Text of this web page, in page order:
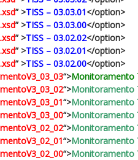
” >TISS – 03.03.01</option>
” >TISS – 03.03.00</option>
” >TISS – 03.02.02</option>
” >TISS – 03.02.01</option>
” >TISS – 03.02.00</option>
“>Monitoramento
“>Monitoramento
“>Monitoramento
“>Monitoramento
“>Monitoramento
“>Monitoramento
“>Monitoramento